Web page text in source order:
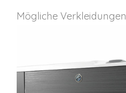
Mögliche Verkleidungen